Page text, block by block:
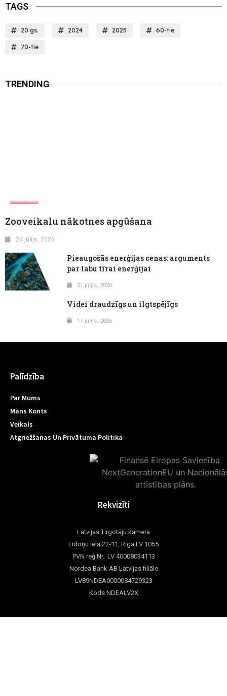
TAGS
20.gs. 2024 2025 60-tie
70-tie
TRENDING
FASHION
Zooveikalu nākotnes apgūšana
24 jūlijs, 2026
Pieaugošās enerģijas cenas: arguments
par labu tīrai enerģijai
21 jūlijs, 2026
Videi draudzīgs un ilgtspējīgs
17 jūlijs, 2026
Palīdzība
Par Mums
Mans Konts
Veikals
Atgriežšanas Un Privātuma Politika
Rekvizīti
Latvijas Tirgotāju kamera
Lidoņu iela 22-11, Rīga LV 1055
PVN reģ.Nr. LV 40008034113
Nordea Bank AB Latvijas filiāle
LV89NDEA0000084729323
Kods NDEALV2X